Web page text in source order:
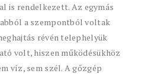
is rendelkezett. Az egymás
a szempontból voltak
révén telephelyük
volt, hiszen működésükhöz
víz, sem szél. A gőzgép